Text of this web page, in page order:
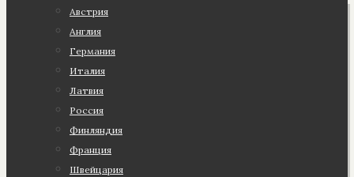
Австрия
Англия
Германия
Италия
Латвия
Россия
Финляндия
Франция
Швейцария